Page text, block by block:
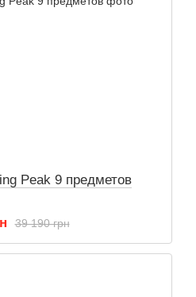
Peak 9 предметов
39 190 грн